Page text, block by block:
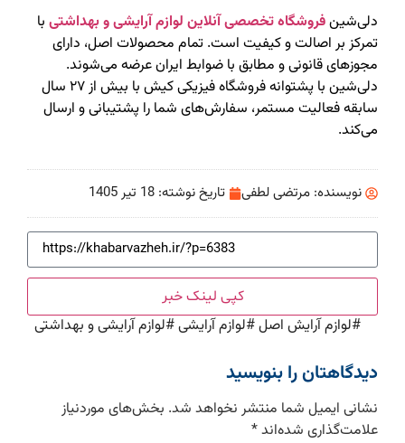
دلی‌شینفروشگاه تخصصی آنلاین لوازم آرایشی و بهداشتی با
تمرکز بر اصالت و کیفیت است. تمام محصولات اصل، دارای
مجوزهای قانونی و مطابق با ضوابط ایران عرضه می‌شوند.
دلی‌شین با پشتوانه فروشگاه فیزیکی کیش با بیش از ۲۷ سال
سابقه فعالیت مستمر، سفارش‌های شما را پشتیبانی و ارسال
می‌کند.
نویسنده: مرتضی لطفی تاریخ نوشته: 18 تیر 1405
کپی لینک خبر
#لوازم آرایش اصل#لوازم آرایشی#لوازم آرایشی و بهداشتی
دیدگاهتان را بنویسید
نشانی ایمیل شما منتشر نخواهد شد. بخش‌های موردنیاز
علامت‌گذاری شده‌اند*